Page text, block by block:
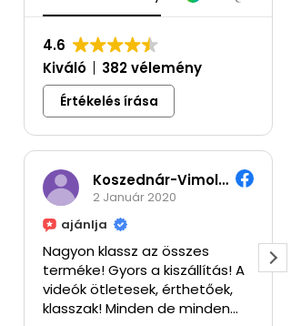
4.6
Kiváló
382 vélemény
Értékelés írása
Koszednár-Vimola Hajnalka
2 Január 2020
ajánlja
Nagyon klassz az összes
terméke! Gyors a kiszállítás! A
videók ötletesek, érthetőek,
klasszak! Minden de minden